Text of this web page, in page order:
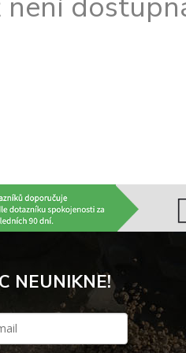
NEUNIKNE!